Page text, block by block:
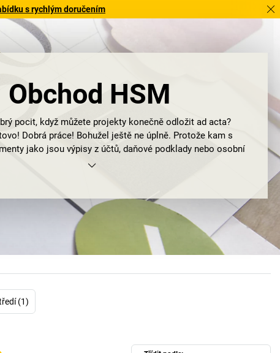
s rychlým doručením
Obchod HSM
pocit, když můžete projekty konečně odložit ad acta?
Dobrá práce! Bohužel ještě ne úplně. Protože kam s
jako jsou výpisy z účtů, daňové podklady nebo osobní
nepatří do spisů, ale do
office, kancelář, výpočetní střediska nebo pro profesionální
Vyberte si to nejbezpečnější řešení pro likvidaci papíru,
CD a DVD přímo na pracovišti – skartovače s možností
nebo na částečky. Snadno a tiše. A díky funkci Energy
přístrojům s přepínáním do pohotovostního režimu:
SECURIO
spánku, 1 hodinu po použití se přístroj automaticky zcela
a o víkendu tedy neodebírá žádný proud. Investujte do
(1)